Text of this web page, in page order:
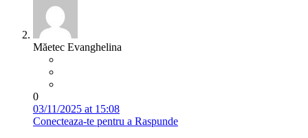
Măetec Evanghelina
0
03/11/2025 at 15:08
Conecteaza-te pentru a Raspunde